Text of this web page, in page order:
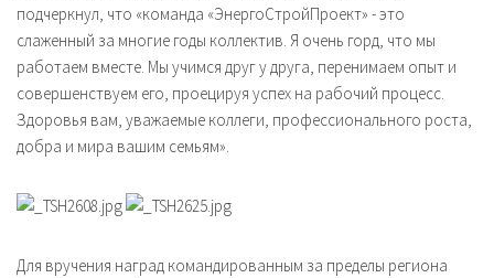
подчеркнул, что «команда «ЭнергоСтройПроект» - это
слаженный за многие годы коллектив. Я очень горд, что мы
работаем вместе. Мы учимся друг у друга, перенимаем опыт и
совершенствуем его, проецируя успех на рабочий процесс.
Здоровья вам, уважаемые коллеги, профессионального роста,
добра и мира вашим семьям».
Для вручения наград командированным за пределы региона